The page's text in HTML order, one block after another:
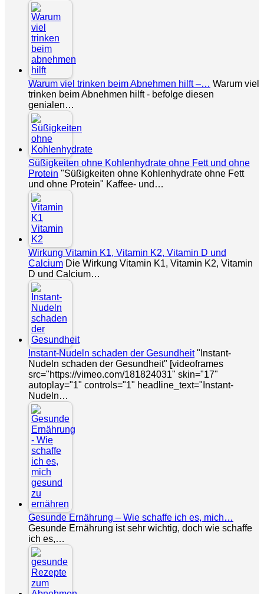
Warum viel trinken beim Abnehmen hilft –… Warum viel
trinken beim Abnehmen hilft - befolge diesen
genialen…
Süßigkeiten ohne Kohlenhydrate ohne Fett und ohne
Protein "Süßigkeiten ohne Kohlenhydrate ohne Fett
und ohne Protein" Kaffee- und…
Wirkung Vitamin K1, Vitamin K2, Vitamin D und
Calcium Die Wirkung Vitamin K1, Vitamin K2, Vitamin
D und Calcium…
Instant-Nudeln schaden der Gesundheit"Instant-
Nudeln schaden der Gesundheit" [videoframes
src="https://vimeo.com/181824031" skin="17"
autoplay="1" controls="1" headline_text="Instant-
Nudeln…
Gesunde Ernährung – Wie schaffe ich es, mich…
Gesunde Ernährung ist sehr wichtig, doch wie schaffe
ich es,…